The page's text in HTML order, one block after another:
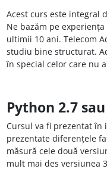
Acest curs este integral
Ne bazăm pe
ultimii 10 ani. Telecom
studiu bine structurat.
în special celor care nu
Python 2.7 sau
Cursul va fi prezentat în
prezentate diferențele
măsură cele două
mult mai des versiunea